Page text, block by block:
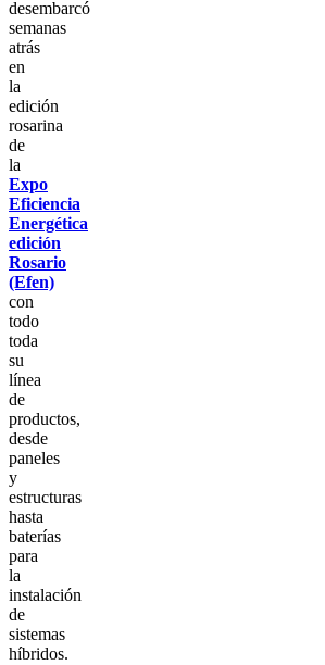
desembarcó
semanas
atrás
en
la
edición
rosarina
de
la
Expo
Eficiencia
Energética
edición
Rosario
(Efen)
con
todo
toda
su
línea
de
productos,
desde
paneles
y
estructuras
hasta
baterías
para
la
instalación
de
sistemas
híbridos.